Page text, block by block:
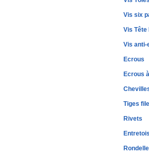
Vis six
Vis Tête
Vis anti-
Ecrous
Ecrous
Tiges
Rivets